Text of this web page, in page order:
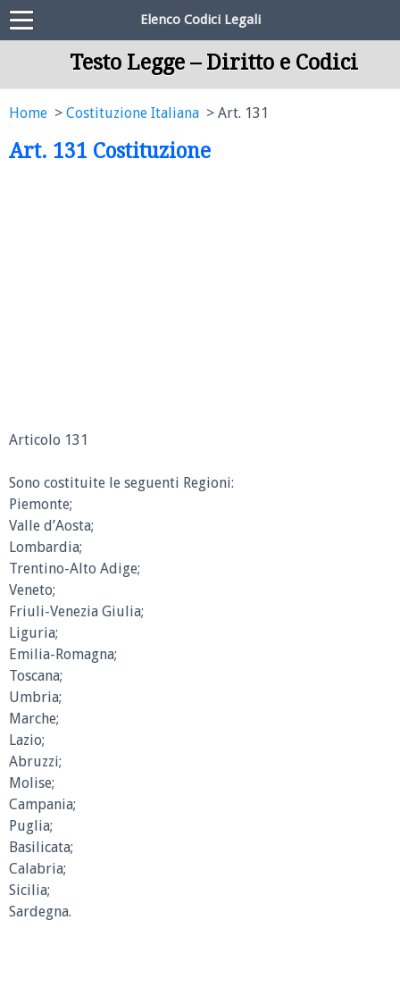
Elenco Codici Legali
Testo Legge – Diritto e Codici
Home Costituzione Italiana Art. 131
Art. 131 Costituzione
Articolo 131
Sono costituite le seguenti Regioni:
Piemonte;
Valle d’Aosta;
Lombardia;
Trentino-Alto Adige;
Veneto;
Friuli-Venezia Giulia;
Liguria;
Emilia-Romagna;
Toscana;
Umbria;
Marche;
Lazio;
Abruzzi;
Molise;
Campania;
Puglia;
Basilicata;
Calabria;
Sicilia;
Sardegna.